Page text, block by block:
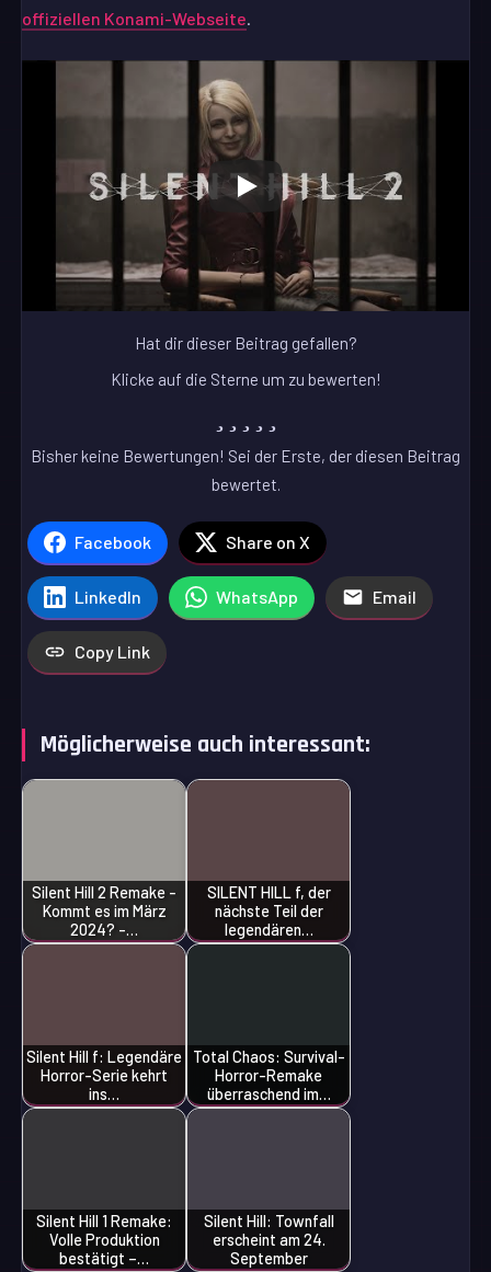
offiziellen Konami-Webseite.
Hat dir dieser Beitrag gefallen?
Klicke auf die Sterne um zu bewerten!
Bisher keine Bewertungen! Sei der Erste, der diesen Beitrag
bewertet.
Facebook Share on X
LinkedIn WhatsApp Email
Copy Link
Möglicherweise auch interessant:
Silent Hill 2 Remake -
Kommt es im März
2024? -…
SILENT HILL f, der
nächste Teil der
legendären…
Silent Hill f: Legendäre
Horror-Serie kehrt
ins…
Total Chaos: Survival-
Horror-Remake
überraschend im…
Silent Hill 1 Remake:
Volle Produktion
bestätigt –…
Silent Hill: Townfall
erscheint am 24.
September